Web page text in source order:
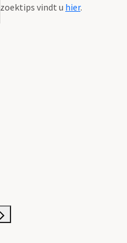
zoektips vindt u hier.